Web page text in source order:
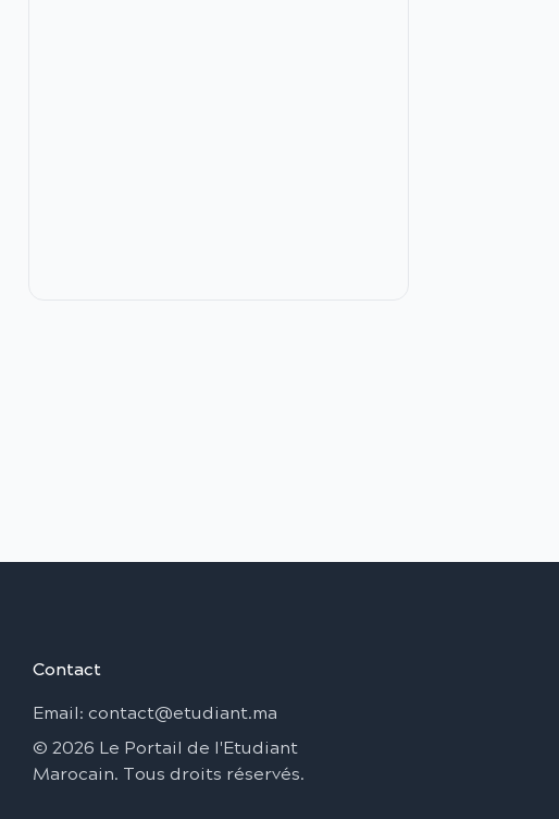
Contact
Email: contact@etudiant.ma
© 2026 Le Portail de l'Etudiant
Marocain. Tous droits réservés.